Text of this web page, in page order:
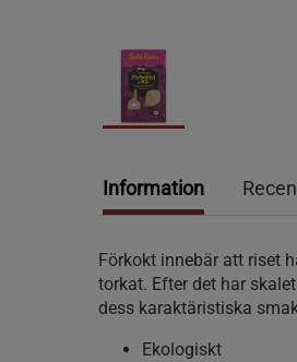
Information
Förkokt innebär att riset
torkat. Efter det har
dess karaktäristiska
Ekologiskt